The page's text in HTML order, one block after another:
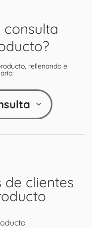
de clientes
consulta
rellenando el